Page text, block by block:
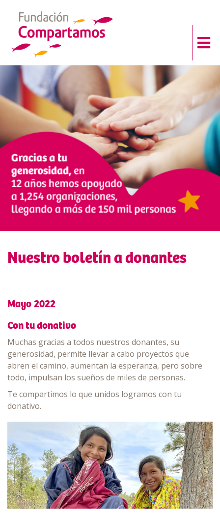
Nuestro boletín a donantes
Mayo 2022
Con tu donativo
Muchas gracias a todos nuestros donantes, su
generosidad, permite llevar a cabo proyectos que
abren el camino, aumentan la esperanza, pero sobre
todo, impulsan los sueños de miles de personas.
Te compartimos lo que unidos logramos con tu
donativo.